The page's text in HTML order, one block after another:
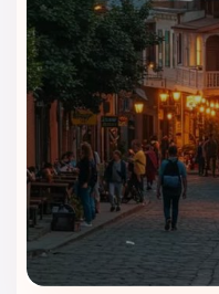
برای گشت
مهمانان کمک می‌کند روز
می‌توانند قبل از بازدید از
یا بافت قدیمی تفلیس،
کنند و برنامه روزانه را
برای وعده‌های